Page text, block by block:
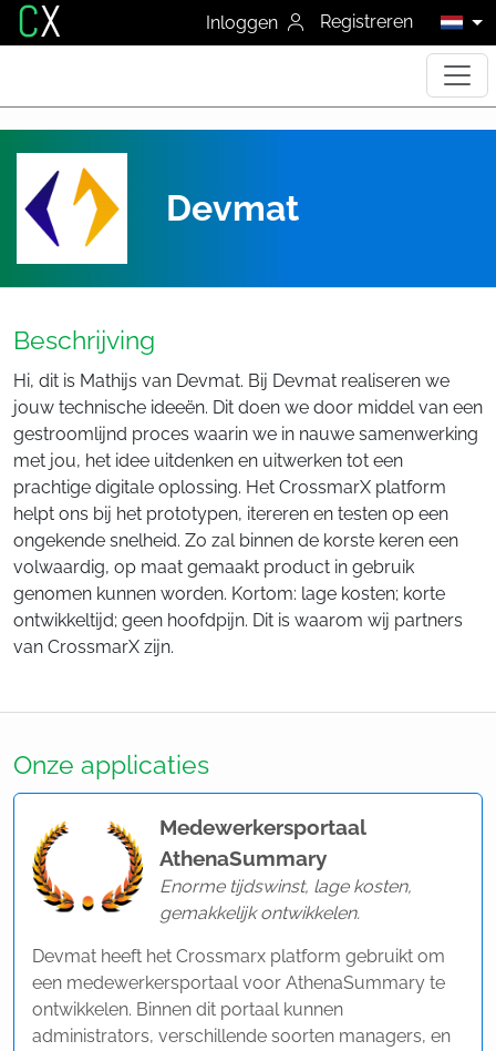
CX Inloggen Registreren
Devmat
Beschrijving
Hi, dit is Mathijs van Devmat. Bij Devmat realiseren we
jouw technische ideeën. Dit doen we door middel van een
gestroomlijnd proces waarin we in nauwe samenwerking
met jou, het idee uitdenken en uitwerken tot een
prachtige digitale oplossing. Het CrossmarX platform
helpt ons bij het prototypen, itereren en testen op een
ongekende snelheid. Zo zal binnen de korste keren een
volwaardig, op maat gemaakt product in gebruik
genomen kunnen worden. Kortom: lage kosten; korte
ontwikkeltijd; geen hoofdpijn. Dit is waarom wij partners
van CrossmarX zijn.
Onze applicaties
Medewerkersportaal
AthenaSummary
Enorme tijdswinst, lage kosten,
gemakkelijk ontwikkelen.
Devmat heeft het Crossmarx platform gebruikt om
een medewerkersportaal voor AthenaSummary te
ontwikkelen. Binnen dit portaal kunnen
administrators, verschillende soorten managers, en